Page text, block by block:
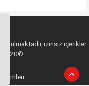
tutulmaktadır, izinsiz içerikler
2020©